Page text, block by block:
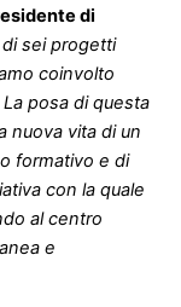
di
sei progetti
coinvolto
posa di questa
nuova vita di un
formativo e di
con la quale
al centro
e